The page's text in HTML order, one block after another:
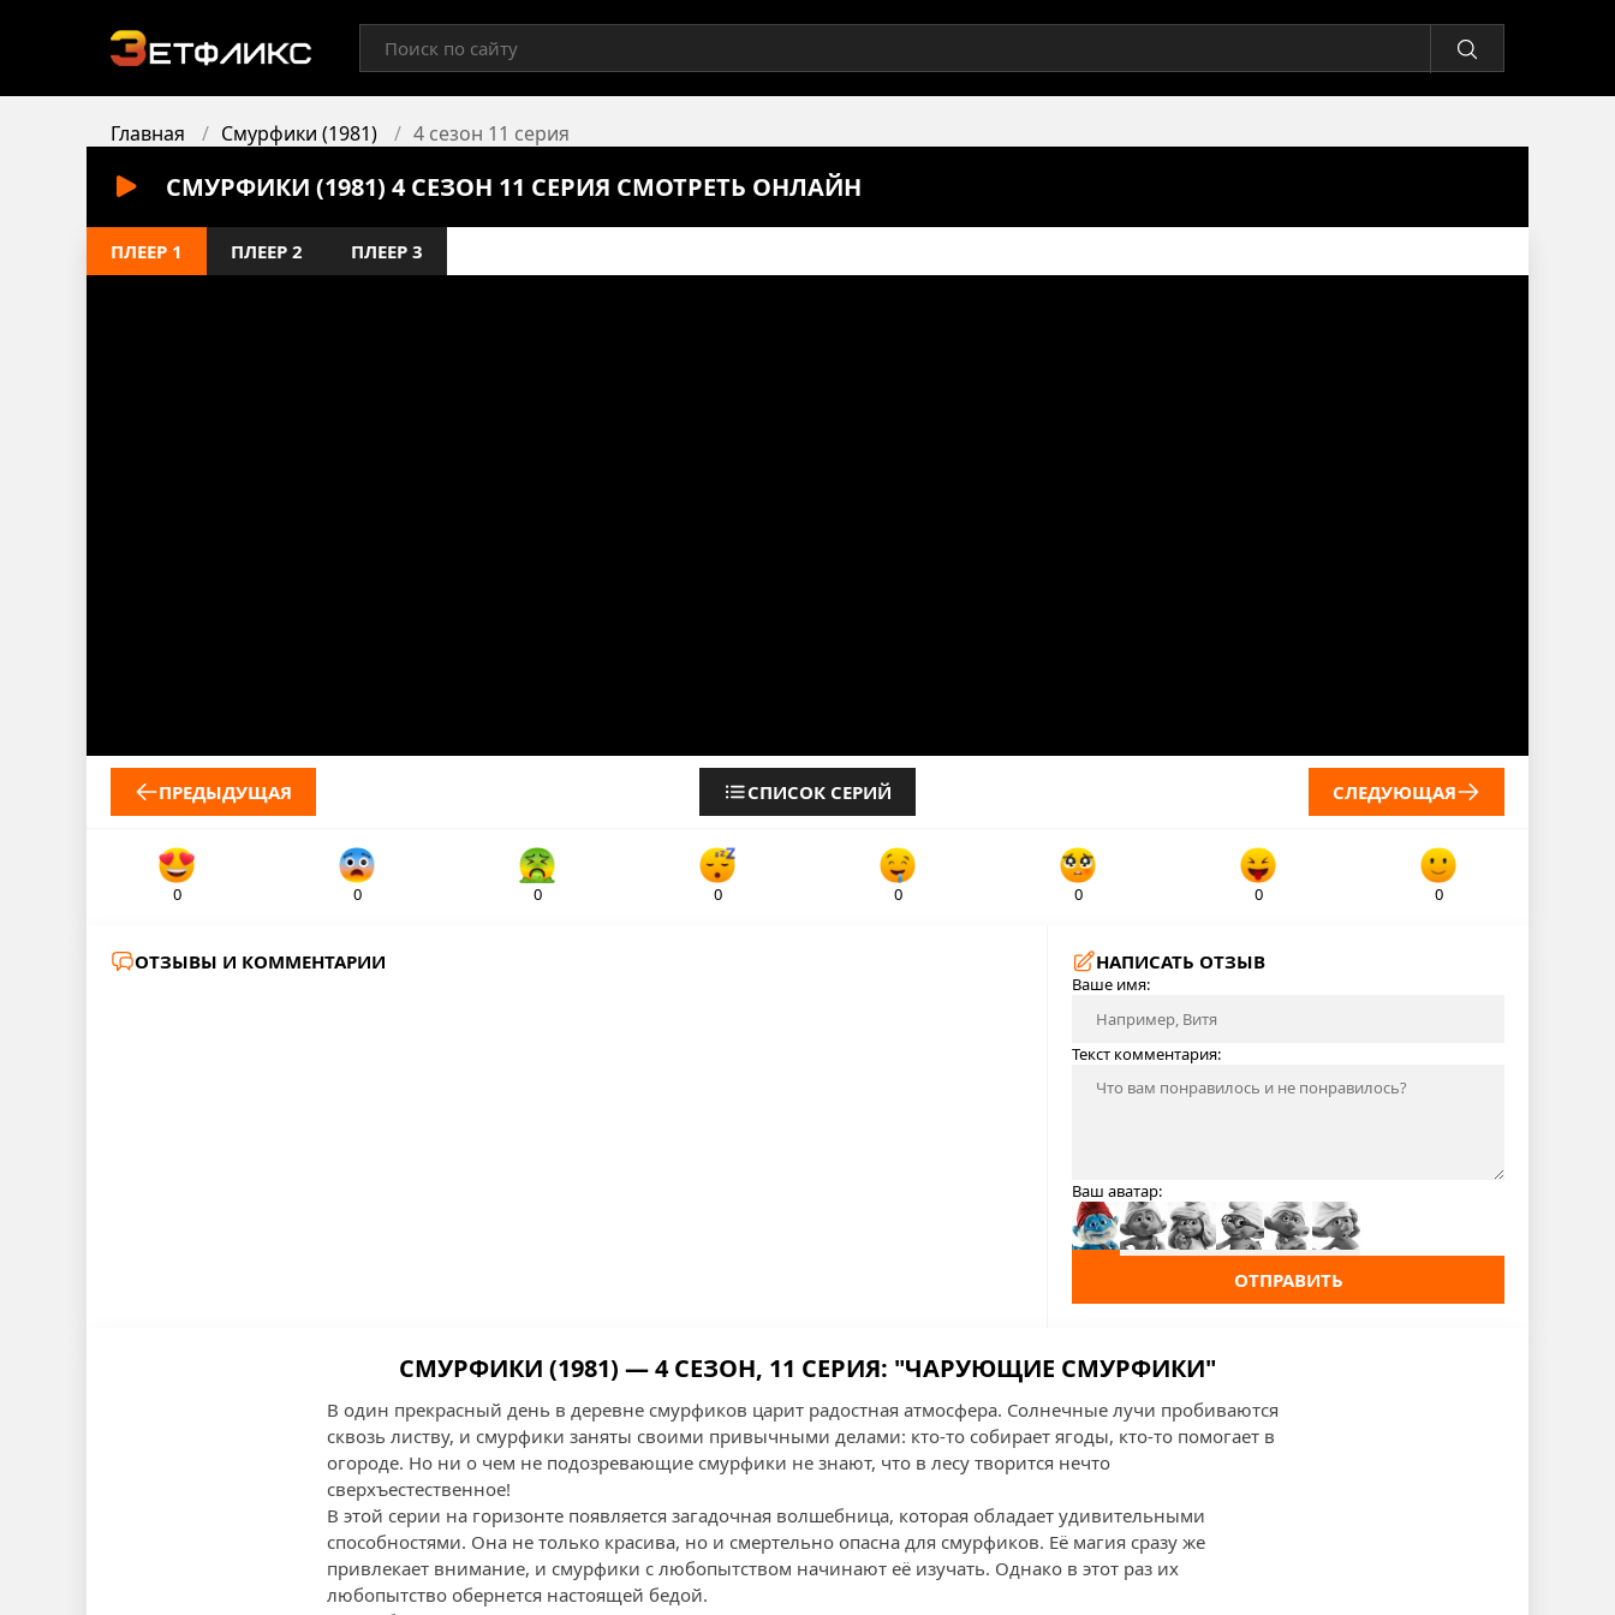
Главная Смурфики (1981) 4 сезон 11 серия
СМУРФИКИ (1981) 4 СЕЗОН 11 СЕРИЯ СМОТРЕТЬ ОНЛАЙН
ПЛЕЕР 1 ПЛЕЕР 2 ПЛЕЕР 3
ПРЕДЫДУЩАЯ СПИСОК СЕРИЙ СЛЕДУЮЩАЯ
0 0 0 0 0 0 0 0
ОТЗЫВЫ И КОММЕНТАРИИ НАПИСАТЬ ОТЗЫВ
Ваше имя:
Текст комментария:
Ваш аватар:
ОТПРАВИТЬ
СМУРФИКИ (1981) — 4 СЕЗОН, 11 СЕРИЯ: "ЧАРУЮЩИЕ СМУРФИКИ"
В один прекрасный день в деревне смурфиков царит радостная атмосфера. Солнечные лучи пробиваются
сквозь листву, и смурфики заняты своими привычными делами: кто-то собирает ягоды, кто-то помогает в
огороде. Но ни о чем не подозревающие смурфики не знают, что в лесу творится нечто
сверхъестественное!
В этой серии на горизонте появляется загадочная волшебница, которая обладает удивительными
способностями. Она не только красива, но и смертельно опасна для смурфиков. Её магия сразу же
привлекает внимание, и смурфики с любопытством начинают её изучать. Однако в этот раз их
любопытство обернется настоящей бедой.